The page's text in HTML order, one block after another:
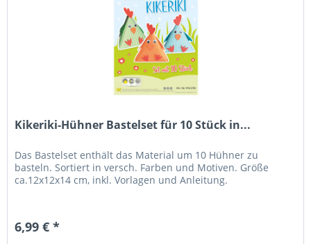
Kikeriki-Hühner Bastelset für 10 Stück in...
Das Bastelset enthält das Material um 10 Hühner zu
basteln. Sortiert in versch. Farben und Motiven. Größe
ca.12x12x14 cm, inkl. Vorlagen und Anleitung.
6,99 € *